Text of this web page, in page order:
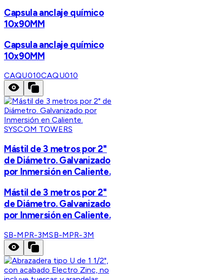
Capsula anclaje químico
10x90MM
Capsula anclaje químico
10x90MM
CAQU010CAQU010
SYSCOM TOWERS
Mástil de 3 metros por 2"
de Diámetro. Galvanizado
por Inmersión en Caliente.
Mástil de 3 metros por 2"
de Diámetro. Galvanizado
por Inmersión en Caliente.
SB-MPR-3MSB-MPR-3M